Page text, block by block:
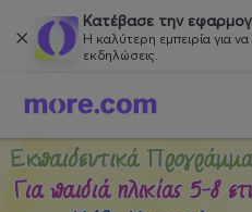
Κατέβασε την
Η καλύτερη εμπειρία για
εκδηλώσεις.